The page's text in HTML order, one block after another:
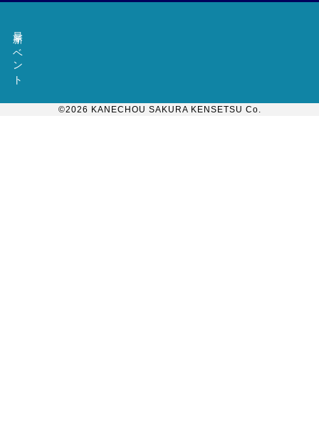
最新イベント
©︎2026 KANECHOU SAKURA KENSETSU Co.